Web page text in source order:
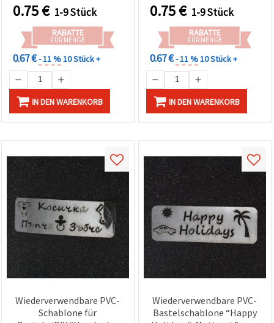
0.75€ 1-9 Stück
RABATTE
FÜR MENGE
0.67 €- 11 %10 Stück +
IN DEN WARENKORB
0.75€ 1-9 Stück
RABATTE
FÜR MENGE
0.67 €- 11 %10 Stück +
IN DEN WARENKORB
Wiederverwendbare PVC-
Schablone für
Wiederverwendbare PVC-
Bastelschablone “Happy